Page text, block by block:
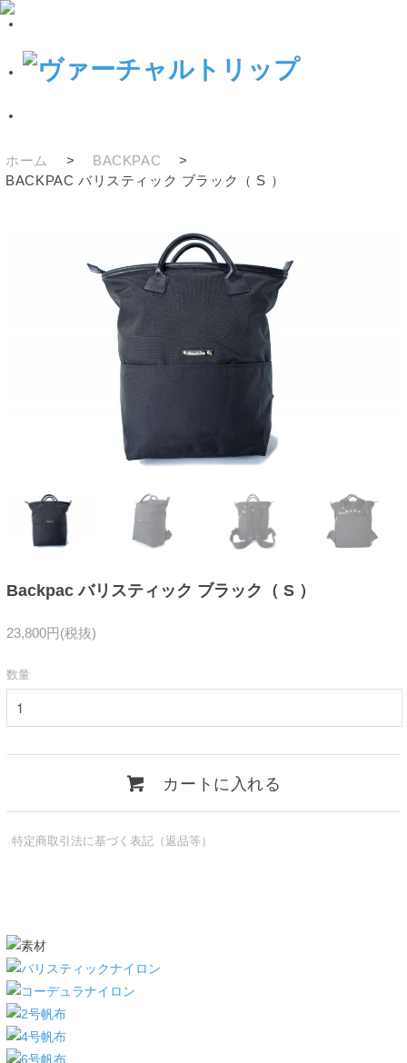
ホーム > BACKPAC
>
BACKPAC バリスティック ブラック（ S ）
Backpac バリスティック ブラック（ S ）
23,800円(税抜)
数量
カートに入れる
特定商取引法に基づく表記（返品等）